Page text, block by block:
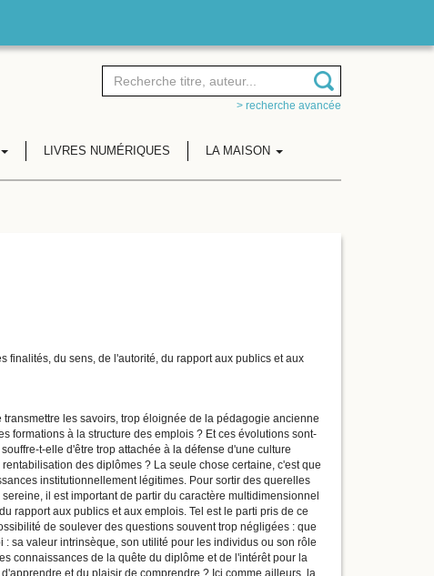
> recherche avancée
LIVRES NUMÉRIQUES LA MAISON
finalités, du sens, de l'autorité, du rapport aux publics et aux
les savoirs, trop éloignée de la pédagogie ancienne
formations à la structure des emplois ? Et ces évolutions sont-
t-elle d'être trop attachée à la défense d'une culture
des diplômes ? La seule chose certaine, c'est que
institutionnellement légitimes. Pour sortir des querelles
il est important de partir du caractère multidimensionnel
rapport aux publics et aux emplois. Tel est le parti pris de ce
de soulever des questions souvent trop négligées : que
sa valeur intrinsèque, son utilité pour les individus ou son rôle
connaissances de la quête du diplôme et de l'intérêt pour la
et du plaisir de comprendre ? Ici comme ailleurs, la